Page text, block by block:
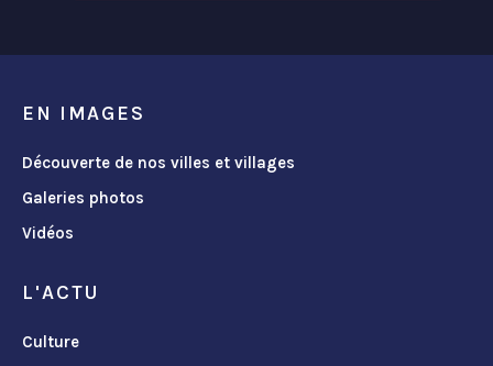
EN IMAGES
Découverte de nos villes et villages
Galeries photos
Vidéos
L'ACTU
Culture